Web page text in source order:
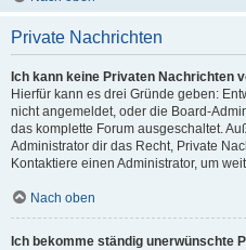
Private Nachrichten
Ich kann keine Privaten Nachrichten
Hierfür kann es drei Gründe geben:
nicht angemeldet, oder die Board-
das komplette Forum ausgeschaltet.
Administrator dir das Recht, Private
Kontaktiere einen Administrator, um
Nach oben
Ich bekomme ständig unerwünschte